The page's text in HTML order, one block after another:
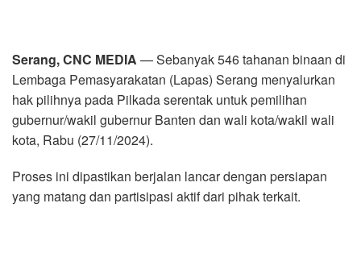
Serang, CNC MEDIA — Sebanyak 546 tahanan binaan di
Lembaga Pemasyarakatan (Lapas) Serang menyalurkan
hak pilihnya pada Pilkada serentak untuk pemilihan
gubernur/wakil gubernur Banten dan wali kota/wakil wali
kota, Rabu (27/11/2024).
Proses ini dipastikan berjalan lancar dengan persiapan
yang matang dan partisipasi aktif dari pihak terkait.